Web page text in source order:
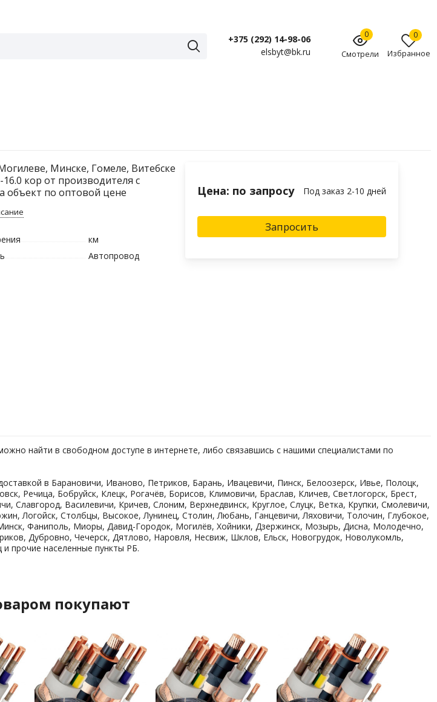
+375 (292) 14-98-06
elsbyt@bk.ru
0
Смотрели
0
Избранное
Минске, Гомеле, Витебске
кор от производителя с
объект по оптовой цене
км
Автопровод
Цена: по запросу Под заказ 2-10 дней
Запросить
найти в свободном доступе в интернете, либо связавшись с нашими специалистами по
в Барановичи, Иваново, Петриков, Барань, Ивацевичи, Пинск, Белоозерск, Ивье, Полоцк,
Речица, Бобруйск, Клецк, Рогачёв, Борисов, Климовичи, Браслав, Кличев, Светлогорск, Брест,
Василевичи, Кричев, Слоним, Верхнедвинск, Круглое, Слуцк, Ветка, Крупки, Смолевичи,
Логойск, Столбцы, Высокое, Лунинец, Столин, Любань, Ганцевичи, Ляховичи, Толочин, Глубокое,
Фаниполь, Миоры, Давид-Городок, Могилёв, Хойники, Дзержинск, Мозырь, Дисна, Молодечно,
Дубровно, Чечерск, Дятлово, Наровля, Несвиж, Шклов, Ельск, Новогрудок, Новолукомль,
прочие населенные пункты РБ.
покупают